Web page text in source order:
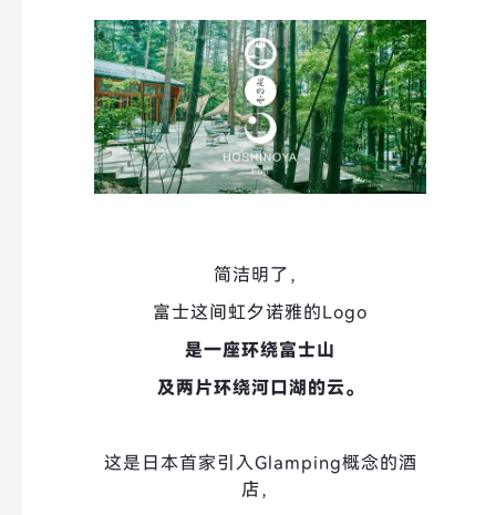
简洁明了，
富士这间虹夕诺雅的Logo
是一座环绕富士山
及两片环绕河口湖的云。
这是日本首家引入Glamping概念的酒
店，